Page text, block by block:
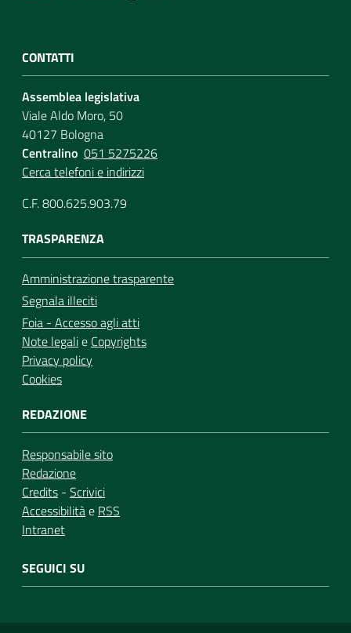
CONTATTI
Assemblea legislativa
Viale Aldo Moro, 50
40127 Bologna
Centralino 051 5275226
Cerca telefoni e indirizzi
C.F. 800.625.903.79
TRASPARENZA
Amministrazione trasparente
Segnala illeciti
Foia - Accesso agli atti
Note legalie Copyrights
Privacy policy
Cookies
REDAZIONE
Responsabile sito
Redazione
Credits - Scrivici
Accessibilitàe RSS
Intranet
SEGUICI SU